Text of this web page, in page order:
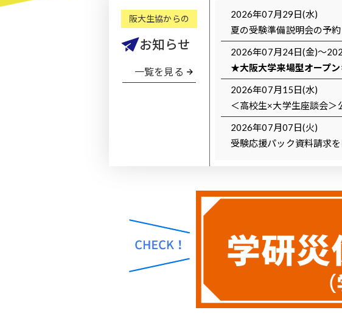
阪大生協からの
お知らせ
一覧を見る
2026年07月29日(水)
夏の受験準備説明会の予
2026年07月24日(金)～
★大阪大学来場型オープ
2026年07月15日(水)
＜高校生×大学生座談会
2026年07月07日(火)
受験応援パック資料請求